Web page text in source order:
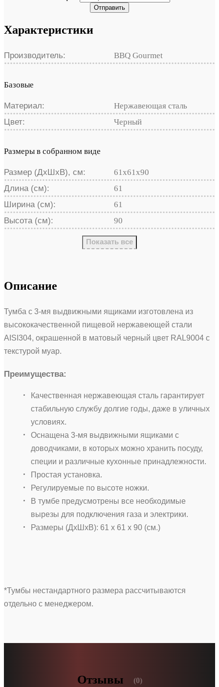
Отправить
Характеристики
Производитель: BBQ Gourmet
Базовые
Материал:
Нержавеющая сталь
Цвет:
Черный
Размеры в собранном виде
Размер (ДхШхВ), см:
61х61х90
Длина (см):
61
Ширина (см):
61
Высота (см):
90
Показать все
Описание
Тумба с 3-мя выдвижными ящиками изготовлена из
высококачественной пищевой нержавеющей стали
AISI304, окрашенной в матовый черный цвет RAL9004 с
текстурой муар.
Преимущества:
Качественная нержавеющая сталь гарантирует
стабильную службу долгие годы, даже в уличных
условиях.
Оснащена 3-мя выдвижными ящиками с
доводчиками, в которых можно хранить посуду,
специи и различные кухонные принадлежности.
Простая установка.
Регулируемые по высоте ножки.
В тумбе предусмотрены все необходимые
вырезы для подключения газа и электрики.
Размеры (ДхШхВ): 61 х 61 х 90 (см.)
*Тумбы нестандартного размера рассчитываются
отдельно с менеджером.
Отзывы (0)